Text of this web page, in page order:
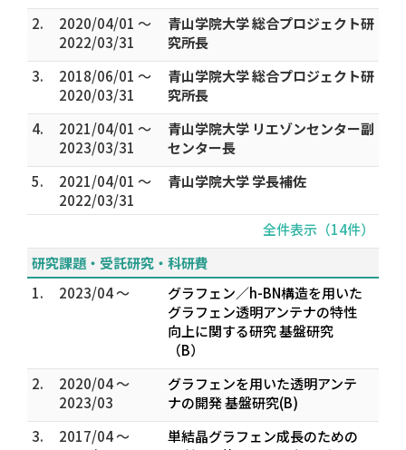
2.
2020/04/01 ～
2022/03/31
青山学院大学 総合プロジェクト研
究所長
3.
2018/06/01 ～
2020/03/31
青山学院大学 総合プロジェクト研
究所長
4.
2021/04/01 ～
2023/03/31
青山学院大学 リエゾンセンター副
センター長
5.
2021/04/01 ～
2022/03/31
青山学院大学 学長補佐
全件表示（14件）
研究課題・受託研究・科研費
1.
2023/04 ～
グラフェン／h-BN構造を用いた
グラフェン透明アンテナの特性
向上に関する研究 基盤研究
（B）
2.
2020/04 ～
2023/03
グラフェンを用いた透明アンテ
ナの開発 基盤研究(B)
3.
2017/04 ～
単結晶グラフェン成長のための